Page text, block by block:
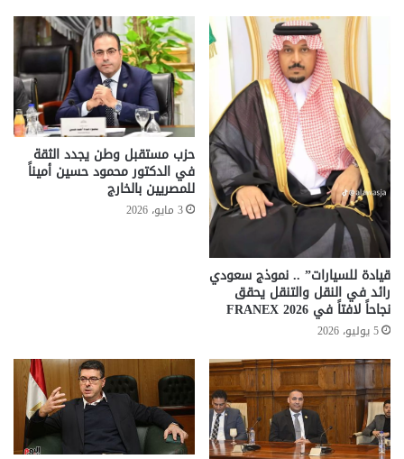
قيادة للسيارات” .. نموذج سعودي
رائد في النقل والتنقل يحقق
نجاحاً لافتاً في FRANEX 2026
5 يوليو، 2026
حزب مستقبل وطن يجدد الثقة
في الدكتور محمود حسين أميناً
للمصريين بالخارج
3 مايو، 2026